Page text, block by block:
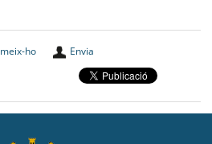
ho Envia